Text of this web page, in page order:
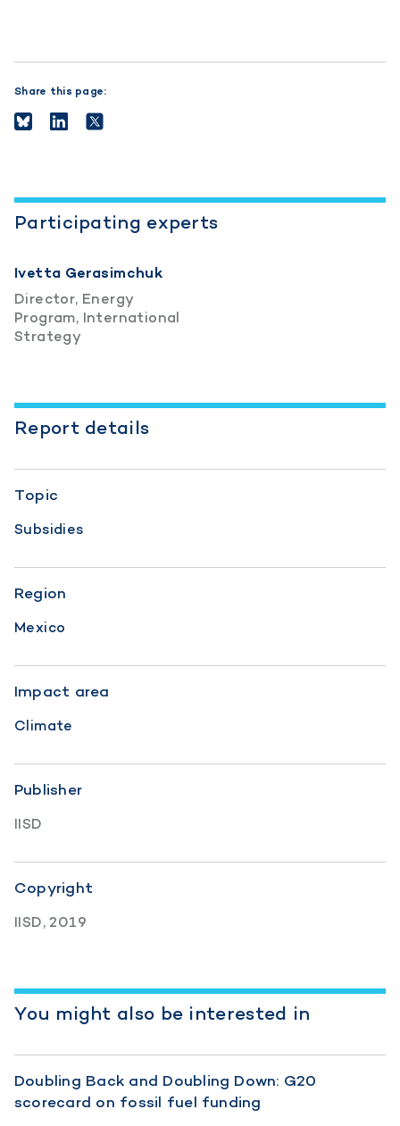
Share this page:
Participating experts
Ivetta Gerasimchuk
Director, Energy
Program, International
Strategy
Report details
Topic
Subsidies
Region
Mexico
Impact area
Climate
Publisher
IISD
Copyright
IISD, 2019
You might also be interested in
Doubling Back and Doubling Down: G20
scorecard on fossil fuel funding